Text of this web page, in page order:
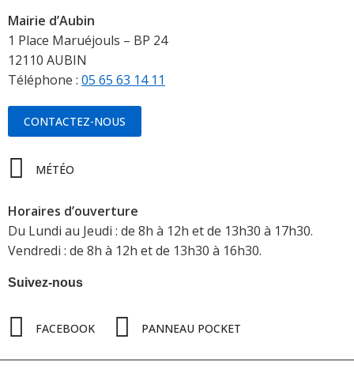
Mairie d’Aubin
1 Place Maruéjouls – BP 24
12110 AUBIN
Téléphone : 05 65 63 14 11
CONTACTEZ-NOUS
MÉTÉO
Horaires d’ouverture
Du Lundi au Jeudi : de 8h à 12h et de 13h30 à 17h30.
Vendredi : de 8h à 12h et de 13h30 à 16h30.
Suivez-nous
FACEBOOK PANNEAU POCKET